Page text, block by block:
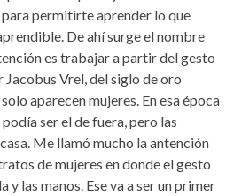
permitirte aprender lo que
De ahí surge el nombre
es trabajar a partir del gesto
Vrel, del siglo de oro
aparecen mujeres. En esa época
ser el de fuera, pero las
Me llamó mucho la antención
de mujeres en donde el gesto
y las manos. Ese va a ser un primer